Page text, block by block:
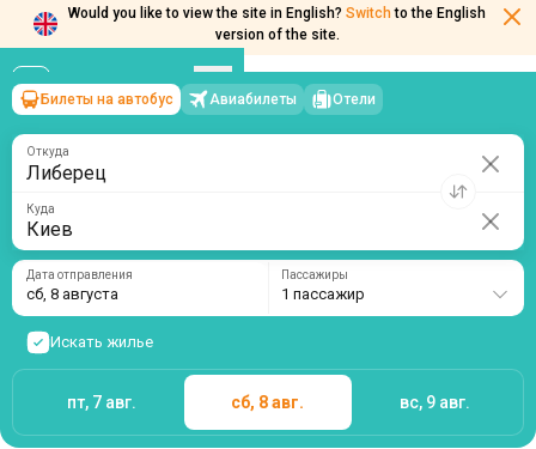
Would you like to view the site in English? Switch to the English
version of the site.
Либерец→Киев
сб, 8 августа/1 пассажир
Билеты на автобус Авиабилеты Отели
Откуда
Куда
Дата отправления
сб, 8 августа
Пассажиры
1 пассажир
Искать жилье
пт, 7 авг. сб, 8 авг. вс, 9 авг.